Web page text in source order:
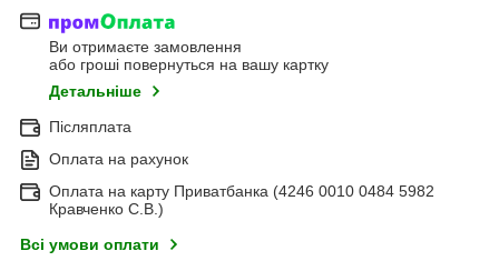
Ви отримаєте замовлення
або гроші повернуться на вашу картку
Детальніше
Післяплата
Оплата на рахунок
Оплата на карту Приватбанка (4246 0010 0484 5982
Кравченко С.В.)
Всі умови оплати